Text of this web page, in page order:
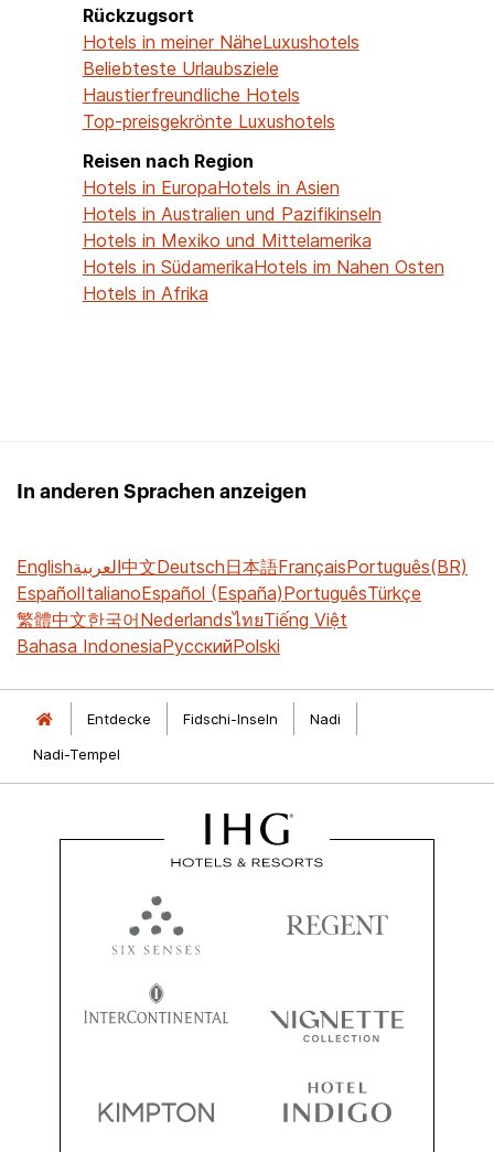
Rückzugsort
Hotels in meiner NäheLuxushotels
Beliebteste Urlaubsziele
Haustierfreundliche Hotels
Top-preisgekrönte Luxushotels
Reisen nach Region
Hotels in EuropaHotels in Asien
Hotels in Australien und Pazifikinseln
Hotels in Mexiko und Mittelamerika
Hotels in SüdamerikaHotels im Nahen Osten
Hotels in Afrika
In anderen Sprachen anzeigen
Englishالعربية中文Deutsch日本語FrançaisPortuguês(BR)
EspañolItalianoEspañol (España)PortuguêsTürkçe
繁體中文한국어NederlandsไทยTiếng Việt
Bahasa IndonesiaРусскийPolski
Entdecke Fidschi-Inseln
Nadi
Nadi-Tempel